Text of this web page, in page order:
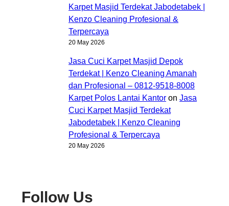
Karpet Masjid Terdekat Jabodetabek |
Kenzo Cleaning Profesional &
Terpercaya
20 May 2026
Jasa Cuci Karpet Masjid Depok
Terdekat | Kenzo Cleaning Amanah
dan Profesional – 0812-9518-8008
Karpet Polos Lantai Kantor on Jasa
Cuci Karpet Masjid Terdekat
Jabodetabek | Kenzo Cleaning
Profesional & Terpercaya
20 May 2026
Follow Us